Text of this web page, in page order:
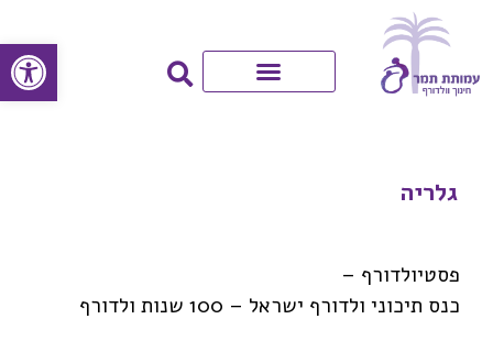
פתח
גלריה
פסטיולדורף –
כנס תיכוני ולדורף ישראל – 100 שנות ולדורף